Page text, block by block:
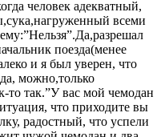
человек адекватный,
всеми
поезда(менее
и я был уверен, что
можно,только
то так.”У вас мой чемодан
что приходите вы
радостный, что успели